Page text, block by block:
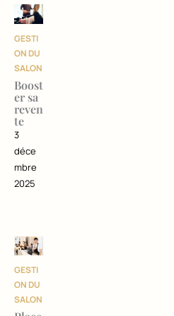
GESTI
ON DU
SALON
Boost
er sa
reven
te
3
déce
mbre
2025
GESTI
ON DU
SALON